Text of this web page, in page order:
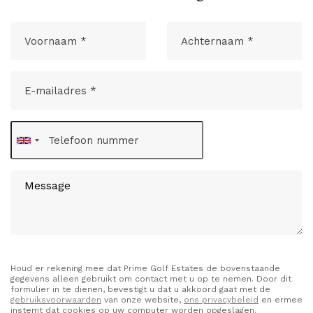
Houd er rekening mee dat Prime Golf Estates de bovenstaande
gegevens alleen gebruikt om contact met u op te nemen. Door dit
formulier in te dienen, bevestigt u dat u akkoord gaat met de
gebruiksvoorwaarden van onze website, ons privacybeleid en ermee
instemt dat cookies op uw computer worden opgeslagen.